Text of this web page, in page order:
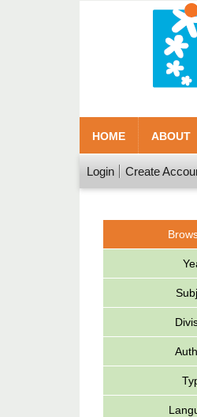
HOME ABOUT
Login Create